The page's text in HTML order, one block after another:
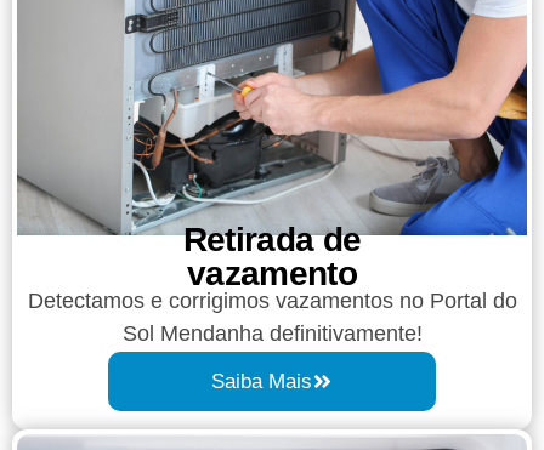
Retirada de
vazamento​​
Detectamos e corrigimos vazamentos no Portal do
Sol Mendanha definitivamente!
Saiba Mais